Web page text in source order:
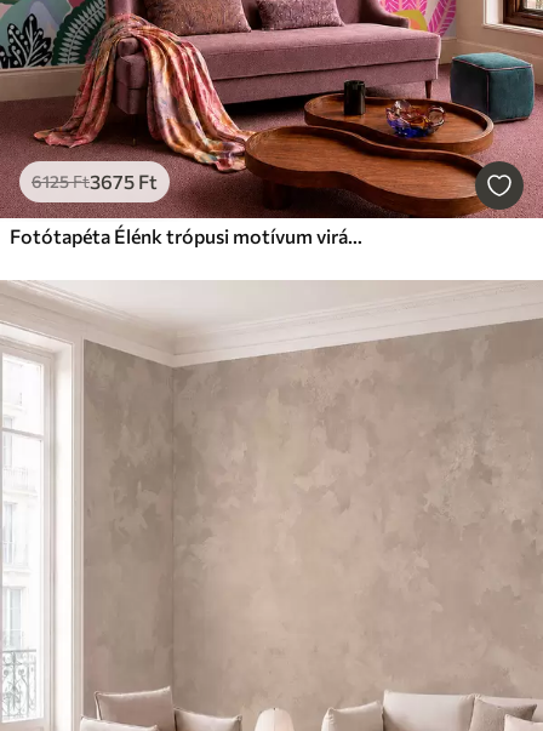
6125Ft3675 Ft